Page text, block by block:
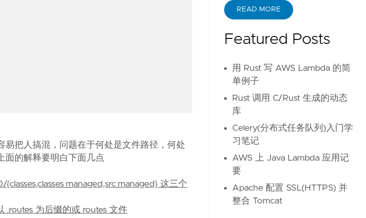
易把人搞混，问题在于何处是文件路径，何处
面的解释要明白下面几点
这三个
.routes 为后缀的或 routes 文件
READ MORE
Featured Posts
用 Rust 写 AWS Lambda 的简
单例子
Rust 调用 C/Rust 生成的动态
库
Celery(分布式任务队列)入门学
习笔记
AWS 上 Java Lambda 应用记
要
Apache 配置 SSL(HTTPS) 并
整合 Tomcat